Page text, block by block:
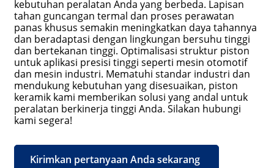
kebutuhan peralatan Anda yang berbeda. Lapisan
tahan guncangan termal dan proses perawatan
panas khusus semakin meningkatkan daya tahannya
dan beradaptasi dengan lingkungan bersuhu tinggi
dan bertekanan tinggi. Optimalisasi struktur piston
untuk aplikasi presisi tinggi seperti mesin otomotif
dan mesin industri. Mematuhi standar industri dan
mendukung kebutuhan yang disesuaikan, piston
keramik kami memberikan solusi yang andal untuk
peralatan berkinerja tinggi Anda. Silakan hubungi
kami segera!
Kirimkan pertanyaan Anda sekarang